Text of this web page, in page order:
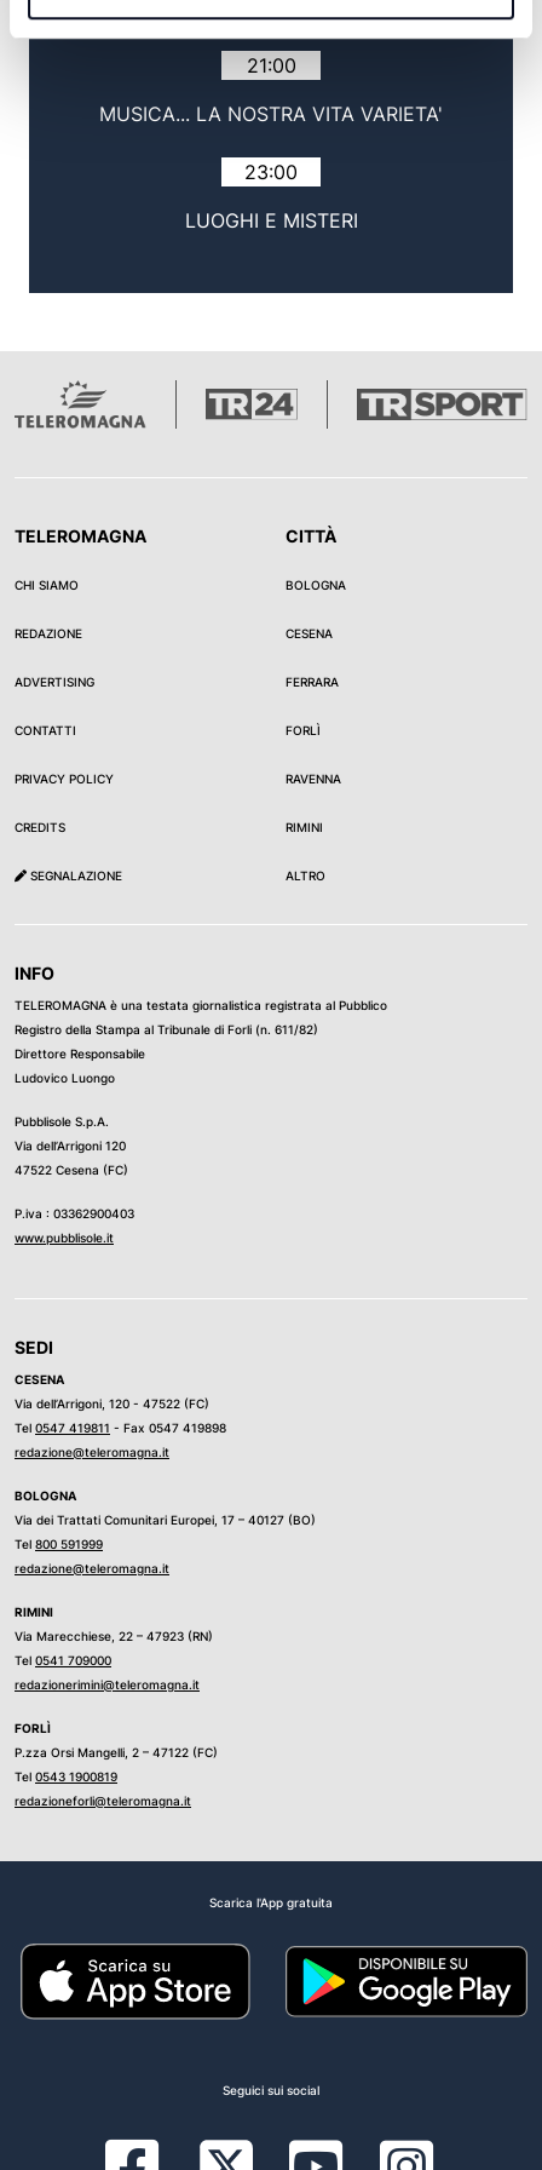
21:00
MUSICA... LA NOSTRA VITA VARIETA'
23:00
LUOGHI E MISTERI
TELEROMAGNA
CHI SIAMO
REDAZIONE
ADVERTISING
CONTATTI
PRIVACY POLICY
CREDITS
SEGNALAZIONE
CITTÀ
BOLOGNA
CESENA
FERRARA
FORLÌ
RAVENNA
RIMINI
ALTRO
INFO
TELEROMAGNA è una testata giornalistica registrata al Pubblico
Registro della Stampa al Tribunale di Forli (n. 611/82)
Direttore Responsabile
Ludovico Luongo
Pubblisole S.p.A.
Via dell’Arrigoni 120
47522 Cesena (FC)
P.iva : 03362900403
www.pubblisole.it
SEDI
CESENA
Via dell’Arrigoni, 120 - 47522 (FC)
Tel 0547 419811 - Fax 0547 419898
redazione@teleromagna.it
BOLOGNA
Via dei Trattati Comunitari Europei, 17 – 40127 (BO)
Tel 800 591999
redazione@teleromagna.it
RIMINI
Via Marecchiese, 22 – 47923 (RN)
Tel 0541 709000
redazionerimini@teleromagna.it
FORLÌ
P.zza Orsi Mangelli, 2 – 47122 (FC)
Tel 0543 1900819
redazioneforli@teleromagna.it
Scarica l'App gratuita
Seguici sui social